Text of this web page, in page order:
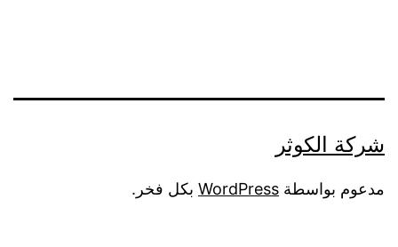
شركة الكوثر
مدعوم بواسطة WordPress بكل فخر.